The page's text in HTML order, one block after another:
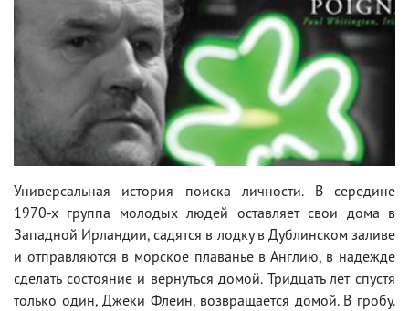
Универсальная история поиска личности. В середине
1970-х группа молодых людей оставляет свои дома в
Западной Ирландии, садятся в лодку в Дублинском заливе
и отправляются в морское плаванье в Англию, в надежде
сделать состояние и вернуться домой. Тридцать лет спустя
только один, Джеки Флеин, возвращается домой. В гробу.